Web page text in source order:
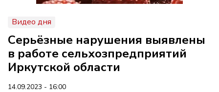
Видео дня
Серьёзные нарушения выявлены
в работе сельхозпредприятий
Иркутской области
14.09.2023 - 16:00